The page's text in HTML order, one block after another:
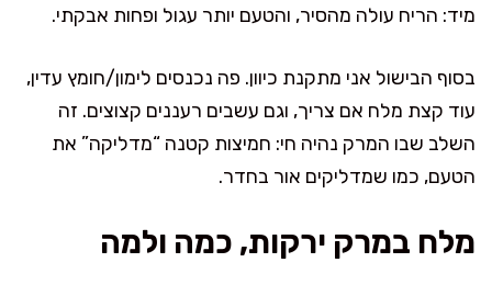
מיד: הריח עולה מהסיר, והטעם יותר עגול ופחות אבקתי.
בסוף הבישול אני מתקנת כיוון. פה נכנסים לימון/חומץ עדין,
עוד קצת מלח אם צריך, וגם עשבים רעננים קצוצים. זה
השלב שבו המרק נהיה חי: חמיצות קטנה “מדליקה” את
הטעם, כמו שמדליקים אור בחדר.
מלח במרק ירקות, כמה ולמה